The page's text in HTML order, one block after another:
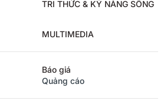
TRI THỨC & KỸ NĂNG SỐNG
MULTIMEDIA
Báo giá
Quảng cáo